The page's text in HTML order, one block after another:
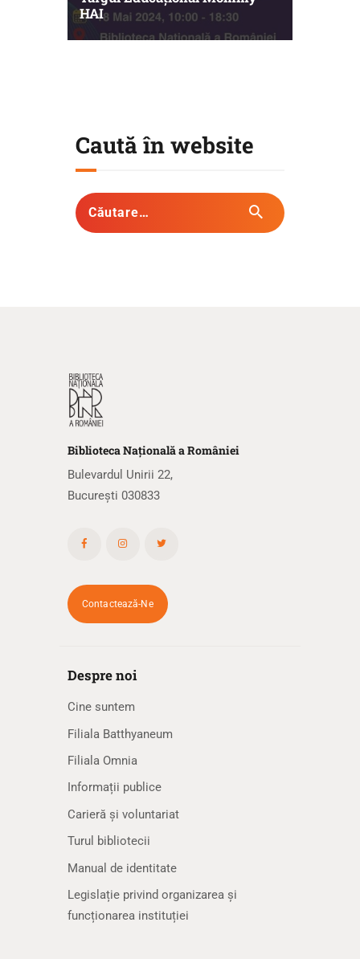
HAI
Caută în website
BibliotecaNaționalăa României
Bulevardul Unirii 22,
București 030833
Contactează-Ne
Despre noi
Cine suntem
Filiala Batthyaneum
Filiala Omnia
Informații publice
Carieră și voluntariat
Turul bibliotecii
Manual de identitate
Legislație privind organizarea și
funcționarea instituției